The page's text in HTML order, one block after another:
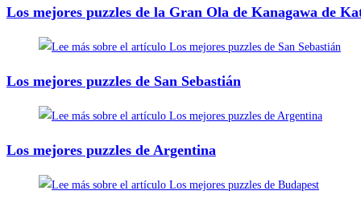
Los mejores puzzles de la Gran Ola de Kanagawa de
Los mejores puzzles de San Sebastián
Los mejores puzzles de Argentina